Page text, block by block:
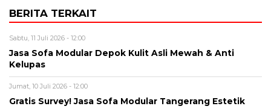
BERITA TERKAIT
Sabtu, 11 Juli 2026 - 12:00
Jasa Sofa Modular Depok Kulit Asli Mewah & Anti
Kelupas
Jumat, 10 Juli 2026 - 12:00
Gratis Survey! Jasa Sofa Modular Tangerang Estetik